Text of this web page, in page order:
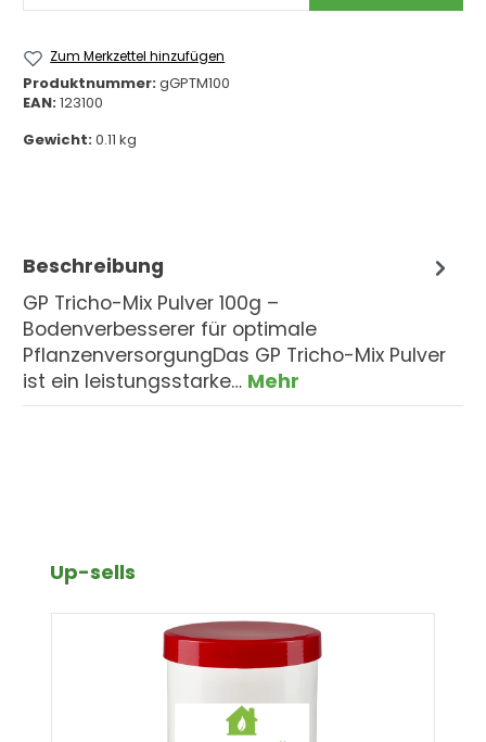
Zum Merkzettel hinzufügen
Produktnummer:gGPTM100
EAN:123100
Gewicht:0.11 kg
Beschreibung
GP Tricho-Mix Pulver 100g –
Bodenverbesserer für optimale
PflanzenversorgungDas GP Tricho-Mix Pulver
ist ein leistungsstarke… Mehr
Produktgalerie überspringen
Up-sells